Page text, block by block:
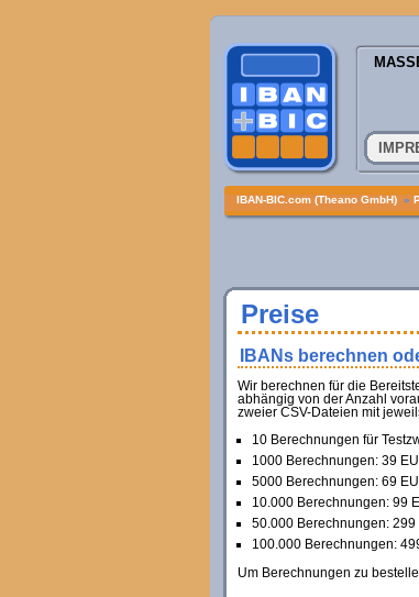
IBAN-BIC.com (Theano GmbH) »
Preise
IBANs berechnen
Wir berechnen für die
abhängig von der Anzahl
zweier CSV-Dateien mit
10 Berechnungen für
1000 Berechnungen: 39
5000 Berechnungen: 69
10.000 Berechnungen: 99
50.000 Berechnungen: 299
100.000 Berechnungen:
Um Berechnungen zu